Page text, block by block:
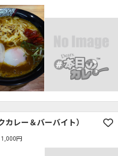
レー＆バーバイト）
1,000円